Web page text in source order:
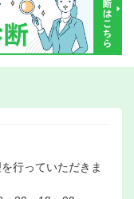
行っていただきま